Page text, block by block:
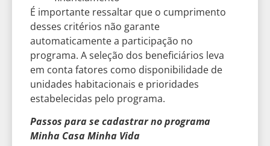
É importante ressaltar que o cumprimento
desses critérios não garante
automaticamente a participação no
programa. A seleção dos beneficiários leva
em conta fatores como disponibilidade de
unidades habitacionais e prioridades
estabelecidas pelo programa.
Passos para se cadastrar no programa
Minha Casa Minha Vida